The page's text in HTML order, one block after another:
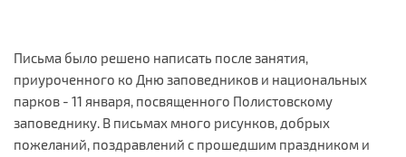
Письма было решено написать после занятия,
приуроченного ко Дню заповедников и национальных
парков - 11 января, посвященного Полистовскому
заповеднику. В письмах много рисунков, добрых
пожеланий, поздравлений с прошедшим праздником и